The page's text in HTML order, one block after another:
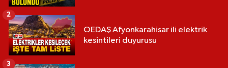
OEDAŞ Afyonkarahisar ili elektrik
kesintileri duyurusu
2
3